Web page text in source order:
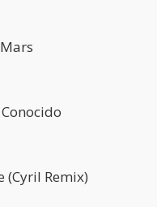
(Cyril Remix)